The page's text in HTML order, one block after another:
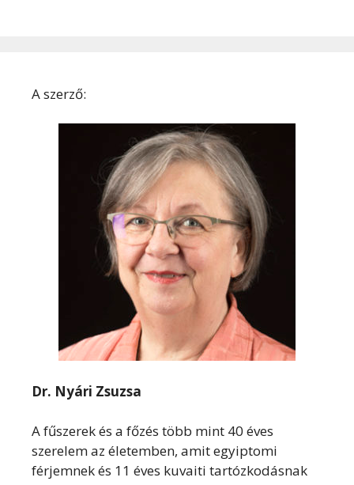
A szerző:
Dr. Nyári Zsuzsa
A fűszerek és a főzés több mint 40 éves
szerelem az életemben, amit egyiptomi
férjemnek és 11 éves kuvaiti tartózkodásnak